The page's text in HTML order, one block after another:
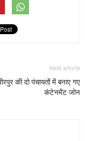
Next article
की दो पंचायतों में बनाए गए
कंटेनमेंट जोन